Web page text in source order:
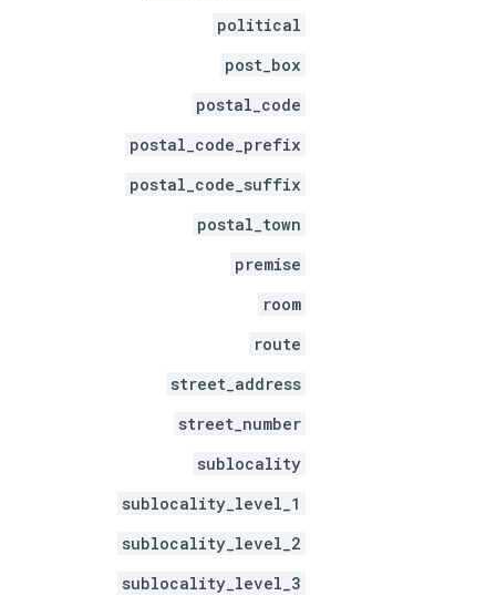
political
post_box
postal_code
postal_code_prefix
postal_code_suffix
postal_town
premise
room
route
street_address
street_number
sublocality
sublocality_level_1
sublocality_level_2
sublocality_level_3